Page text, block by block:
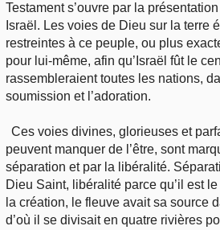
Testament s’ouvre par la
Israël. Les voies de Dieu sur la terre
restreintes à ce peuple, ou plus
pour lui-même, afin qu’Israël fût le
rassembleraient toutes les nations,
soumission et l’adoration.
Ces voies divines, glorieuses et
peuvent manquer de l’être, sont
séparation et par la libéralité.
Dieu Saint, libéralité parce qu’il est
la création, le fleuve avait sa source
d’où il se divisait en quatre rivières